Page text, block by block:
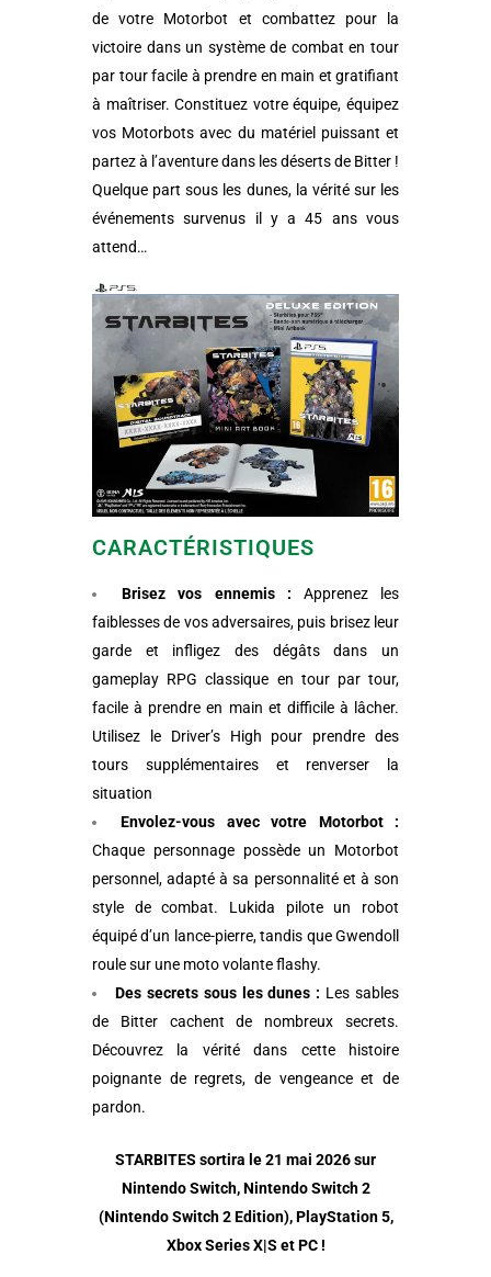
de votre Motorbot et combattez pour la
victoire dans un système de combat en tour
par tour facile à prendre en main et gratifiant
à maîtriser. Constituez votre équipe, équipez
vos Motorbots avec du matériel puissant et
partez à l’aventure dans les déserts de Bitter !
Quelque part sous les dunes, la vérité sur les
événements survenus il y a 45 ans vous
attend…
CARACTÉRISTIQUES
Brisez vos ennemis : Apprenez les
faiblesses de vos adversaires, puis brisez leur
garde et infligez des dégâts dans un
gameplay RPG classique en tour par tour,
facile à prendre en main et difficile à lâcher.
Utilisez le Driver’s High pour prendre des
tours supplémentaires et renverser la
situation
Envolez-vous avec votre Motorbot :
Chaque personnage possède un Motorbot
personnel, adapté à sa personnalité et à son
style de combat. Lukida pilote un robot
équipé d’un lance-pierre, tandis que Gwendoll
roule sur une moto volante flashy.
Des secrets sous les dunes : Les sables
de Bitter cachent de nombreux secrets.
Découvrez la vérité dans cette histoire
poignante de regrets, de vengeance et de
pardon.
STARBITES sortira le 21 mai 2026 sur
Nintendo Switch, Nintendo Switch 2
(Nintendo Switch 2 Edition), PlayStation 5,
Xbox Series X|S et PC !